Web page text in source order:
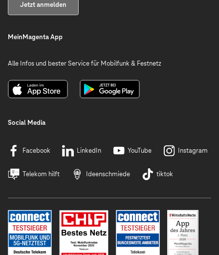
Jetzt anmelden
MeinMagenta App
Alle Infos und bester Service für Mobilfunk & Festnetz
Social Media
Facebook LinkedIn YouTube Instagram
Telekom hilft Ideenschmiede tiktok